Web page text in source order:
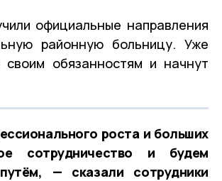
официальные направления
районную больницу. Уже
обязанностям и начнут
роста и больших
сотрудничество и будем
— сказали сотрудники